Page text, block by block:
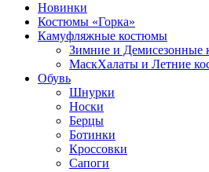
Новинки
Костюмы «Горка»
Камуфляжные костюмы
Зимние и Демисезонные
МаскХалаты и Летние
Обувь
Шнурки
Носки
Берцы
Ботинки
Кроссовки
Сапоги